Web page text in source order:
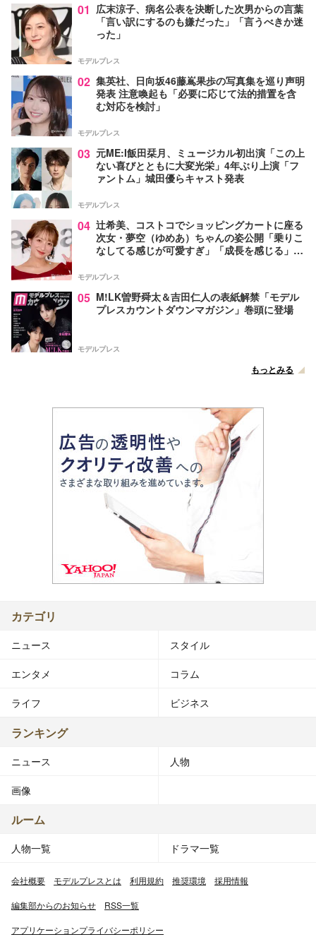
01 広末涼子、病名公表を決断した次男からの言葉
「言い訳にするのも嫌だった」「言うべきか迷
った」
モデルプレス
02 集英社、日向坂46藤嶌果歩の写真集を巡り声明
発表 注意喚起も「必要に応じて法的措置を含
む対応を検討」
モデルプレス
03 元ME:I飯田栞月、ミュージカル初出演「この上
ない喜びとともに大変光栄」4年ぶり上演「フ
ァントム」城田優らキャスト発表
モデルプレス
04 辻希美、コストコでショッピングカートに座る
次女・夢空（ゆめあ）ちゃんの姿公開「乗りこ
なしてる感じが可愛すぎ」「成長を感じる」の
モデルプレス
05 M!LK曽野舜太＆吉田仁人の表紙解禁「モデル
プレスカウントダウンマガジン」巻頭に登場
モデルプレス
もっとみる
カテゴリ
ニュース スタイル
エンタメ コラム
ライフ ビジネス
ランキング
ニュース 人物
画像
ルーム
人物一覧 ドラマ一覧
会社概要 モデルプレスとは 利用規約 推奨環境 採用情報
編集部からのお知らせ RSS一覧
アプリケーションプライバシーポリシー